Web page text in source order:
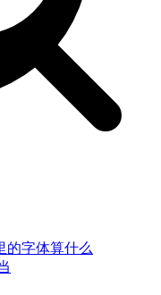
的字体算什么